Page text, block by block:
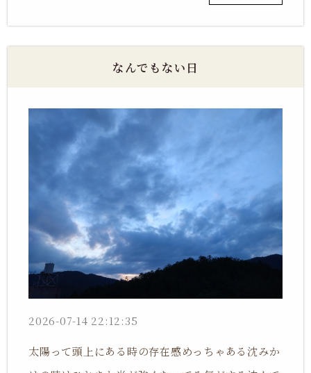
なんでもない日
2026-07-14 22:12:35
太陽って頭上にある時の存在感めっちゃある沈みか